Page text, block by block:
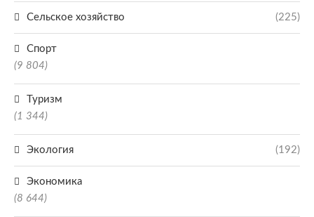
Сельское хозяйство (225)
Спорт
(9 804)
Туризм
(1 344)
Экология (192)
Экономика
(8 644)